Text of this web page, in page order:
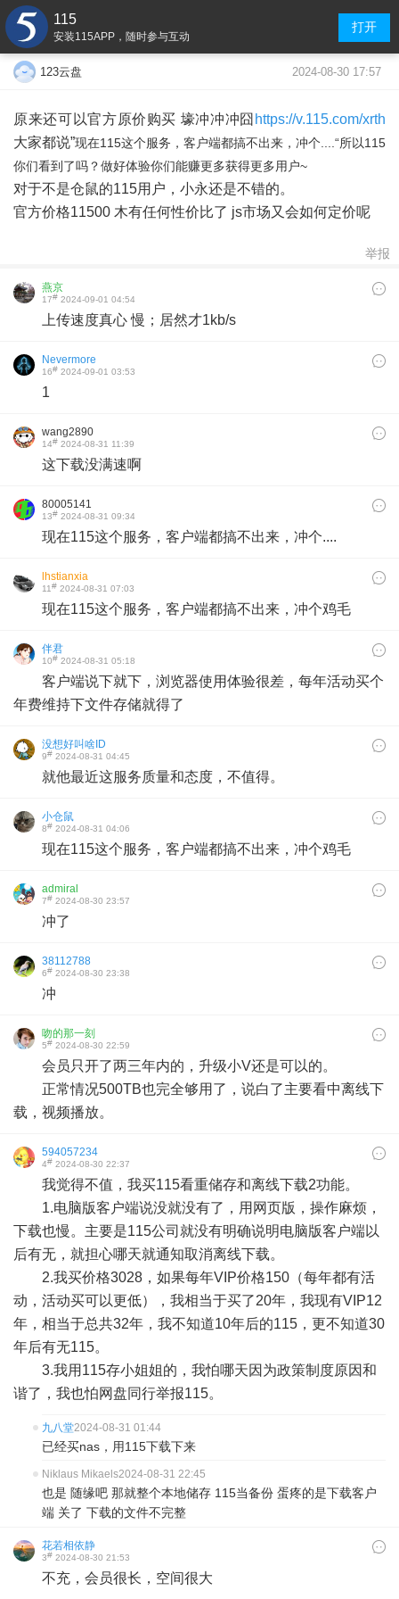
115
安装115APP，随时参与互动
打开
123云盘 2024-08-30 17:57
原来还可以官方原价购买 壕冲冲冲囧 https://v.115.com/xrth
大家都说”现在115这个服务，客户端都搞不出来，冲个.... “所以115
你们看到了吗？做好体验你们能赚更多获得更多用户~
对于不是仓鼠的115用户，小永还是不错的。
官方价格11500 木有任何性价比了 js市场又会如何定价呢
举报
燕京
17# 2024-09-01 04:54
上传速度真心 慢；居然才1kb/s
Nevermore
16# 2024-09-01 03:53
1
wang2890
14# 2024-08-31 11:39
这下载没满速啊
80005141
13# 2024-08-31 09:34
现在115这个服务，客户端都搞不出来，冲个....
lhstianxia
11# 2024-08-31 07:03
现在115这个服务，客户端都搞不出来，冲个鸡毛
伴君
10# 2024-08-31 05:18
客户端说下就下，浏览器使用体验很差，每年活动买个
年费维持下文件存储就得了
没想好叫啥ID
9# 2024-08-31 04:45
就他最近这服务质量和态度，不值得。
小仓鼠
8# 2024-08-31 04:06
现在115这个服务，客户端都搞不出来，冲个鸡毛
admiral
7# 2024-08-30 23:57
冲了
38112788
6# 2024-08-30 23:38
冲
吻的那一刻
5# 2024-08-30 22:59
会员只开了两三年内的，升级小V还是可以的。
正常情况500TB也完全够用了，说白了主要看中离线下
载，视频播放。
594057234
4# 2024-08-30 22:37
我觉得不值，我买115看重储存和离线下载2功能。
1.电脑版客户端说没就没有了，用网页版，操作麻烦，
下载也慢。主要是115公司就没有明确说明电脑版客户端以
后有无，就担心哪天就通知取消离线下载。
2.我买价格3028，如果每年VIP价格150（每年都有活
动，活动买可以更低），我相当于买了20年，我现有VIP12
年，相当于总共32年，我不知道10年后的115，更不知道30
年后有无115。
3.我用115存小姐姐的，我怕哪天因为政策制度原因和
谐了，我也怕网盘同行举报115。
九八堂2024-08-31 01:44
已经买nas，用115下载下来
Niklaus Mikaels2024-08-31 22:45
也是 随缘吧 那就整个本地储存 115当备份 蛋疼的是下载客户
端 关了 下载的文件不完整
花若相依静
3# 2024-08-30 21:53
不充，会员很长，空间很大